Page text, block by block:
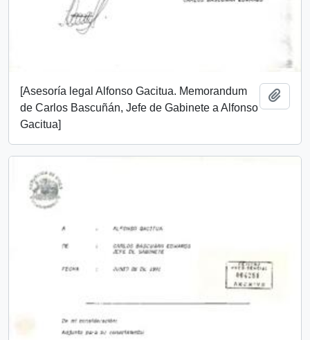
[Asesoría legal Alfonso Gacitua. Memorandum
de Carlos Bascuñán, Jefe de Gabinete a Alfonso
Gacitua]